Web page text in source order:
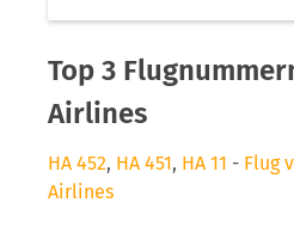
Top 3
Airlines
HA 452, HA 451, HA 11 - Flug
Airlines